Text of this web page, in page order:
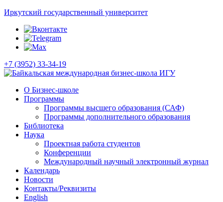
Иркутский государственный университет
+7 (3952) 33-34-19
О Бизнес-школе
Программы
Программы высшего образования (САФ)
Программы дополнительного образования
Библиотека
Наука
Проектная работа студентов
Конференции
Международный научный электронный журнал
Календарь
Новости
Контакты/Реквизиты
English